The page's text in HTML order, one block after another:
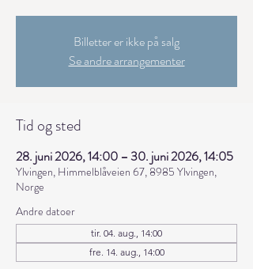
Billetter er ikke på salg
Se andre arrangementer
Tid og sted
28. juni 2026, 14:00 – 30. juni 2026, 14:05
Ylvingen, Himmelblåveien 67, 8985 Ylvingen,
Norge
Andre datoer
tir. 04. aug., 14:00
fre. 14. aug., 14:00